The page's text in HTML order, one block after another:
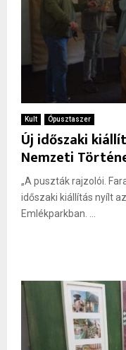
Kult Ópusztaszer
Új időszaki
Nemzeti
„A puszták rajzolói.
időszaki kiállítás nyílt
Emlékparkban. ...